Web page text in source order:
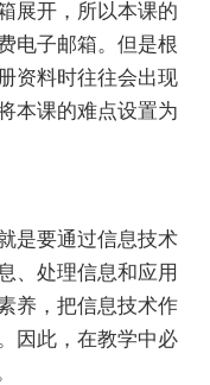
展开，所以本课的
电子邮箱。但是根
资料时往往会出现
本课的难点设置为
是要通过信息技术
、处理信息和应用
养，把信息技术作
因此，在教学中必